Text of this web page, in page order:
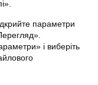
параметри
і виберіть